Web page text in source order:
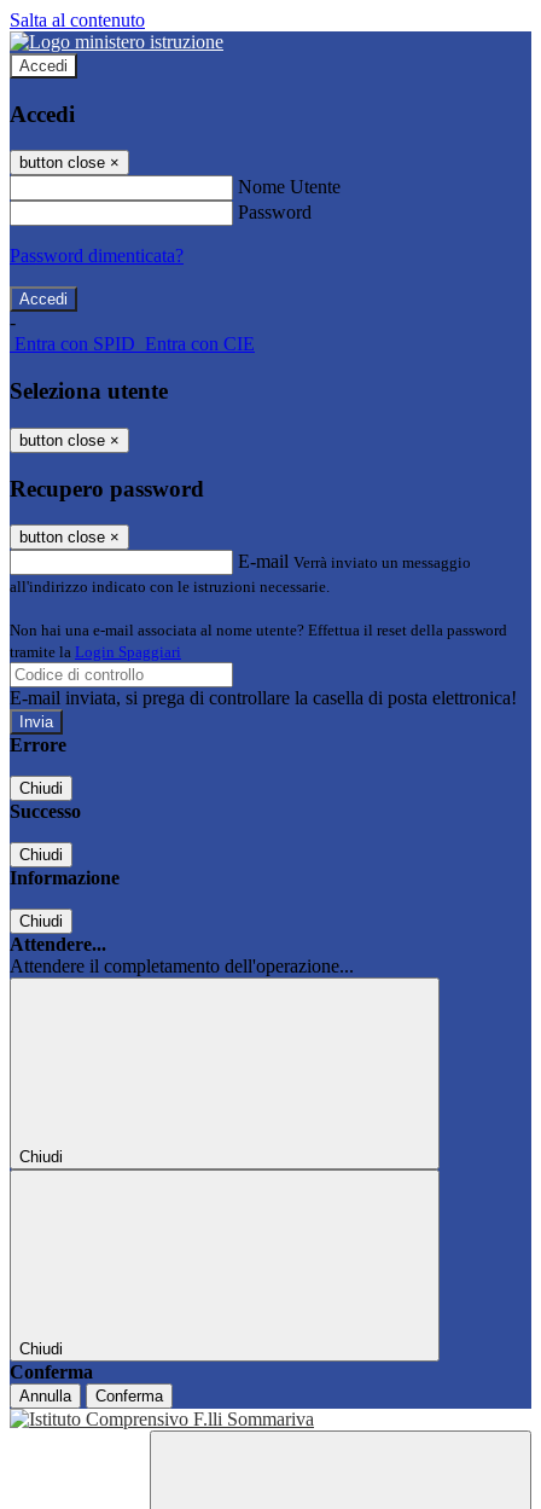
Salta al contenuto
Accedi
Accedi
button close ×
Nome Utente
Password
Password dimenticata?
-
Entra con SPID Entra con CIE
Seleziona utente
button close ×
Recupero password
button close ×
E-mail Verrà inviato un messaggio
all'indirizzo indicato con le istruzioni necessarie.
Non hai una e-mail associata al nome utente? Effettua il reset della password
tramite la Login Spaggiari
E-mail inviata, si prega di controllare la casella di posta elettronica!
Errore
Chiudi
Successo
Chiudi
Informazione
Chiudi
Attendere...
Attendere il completamento dell'operazione...
Chiudi
Chiudi
Conferma
Annulla Conferma